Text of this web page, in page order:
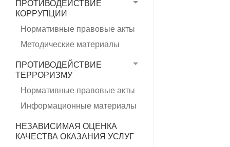
ПРОТИВОДЕЙСТВИЕ
КОРРУПЦИИ
Нормативные правовые акты
Методические материалы
ПРОТИВОДЕЙСТВИЕ
ТЕРРОРИЗМУ
Нормативные правовые акты
Информационные материалы
НЕЗАВИСИМАЯ ОЦЕНКА
КАЧЕСТВА ОКАЗАНИЯ УСЛУГ